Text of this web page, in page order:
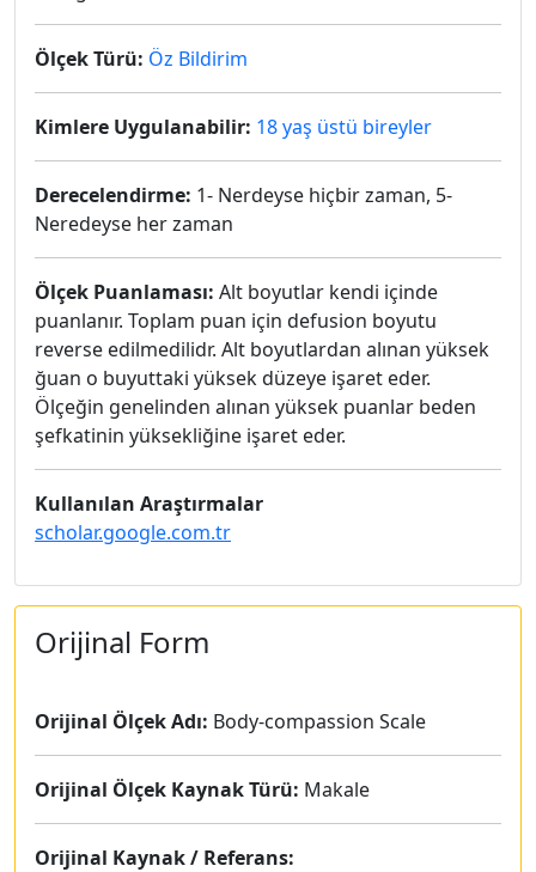
Ölçek Türü: Öz Bildirim
Kimlere Uygulanabilir: 18 yaş üstü bireyler
Derecelendirme: 1- Nerdeyse hiçbir zaman, 5-
Neredeyse her zaman
Ölçek Puanlaması: Alt boyutlar kendi içinde
puanlanır. Toplam puan için defusion boyutu
reverse edilmedilidr. Alt boyutlardan alınan yüksek
ğuan o buyuttaki yüksek düzeye işaret eder.
Ölçeğin genelinden alınan yüksek puanlar beden
şefkatinin yüksekliğine işaret eder.
Kullanılan Araştırmalar
scholar.google.com.tr
Orijinal Form
Orijinal Ölçek Adı: Body-compassion Scale
Orijinal Ölçek Kaynak Türü: Makale
Orijinal Kaynak / Referans: